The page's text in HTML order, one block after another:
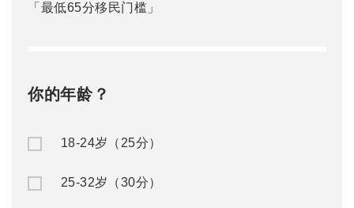
「最低65分移民门槛」
你的年龄？
18-24岁（25分）
25-32岁（30分）